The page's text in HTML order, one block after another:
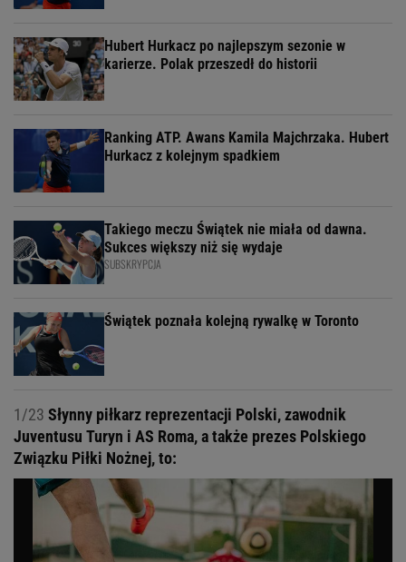
Hubert Hurkacz po najlepszym sezonie w
karierze. Polak przeszedł do historii
Ranking ATP. Awans Kamila Majchrzaka. Hubert
Hurkacz z kolejnym spadkiem
Takiego meczu Świątek nie miała od dawna.
Sukces większy niż się wydaje
SUBSKRYPCJA
Świątek poznała kolejną rywalkę w Toronto
1/23 Słynny piłkarz reprezentacji Polski, zawodnik
Juventusu Turyn i AS Roma, a także prezes Polskiego
Związku Piłki Nożnej, to: